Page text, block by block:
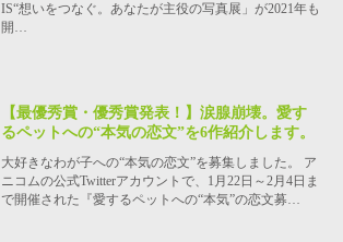
IS“想いをつなぐ。あなたが主役の写真展」が2021年も
開…
【最優秀賞・優秀賞発表！】涙腺崩壊。愛す
るペットへの“本気の恋文”を6作紹介します。
大好きなわが子への“本気の恋文”を募集しました。 ア
ニコムの公式Twitterアカウントで、1月22日～2月4日ま
で開催された『愛するペットへの“本気”の恋文募…